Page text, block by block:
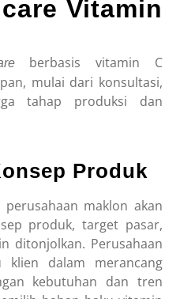
Vitamin
berbasis vitamin C
mulai dari konsultasi,
tahap produksi dan
Produk
maklon akan
produk, target pasar,
ditonjolkan. Perusahaan
klien dalam merancang
kebutuhan dan tren